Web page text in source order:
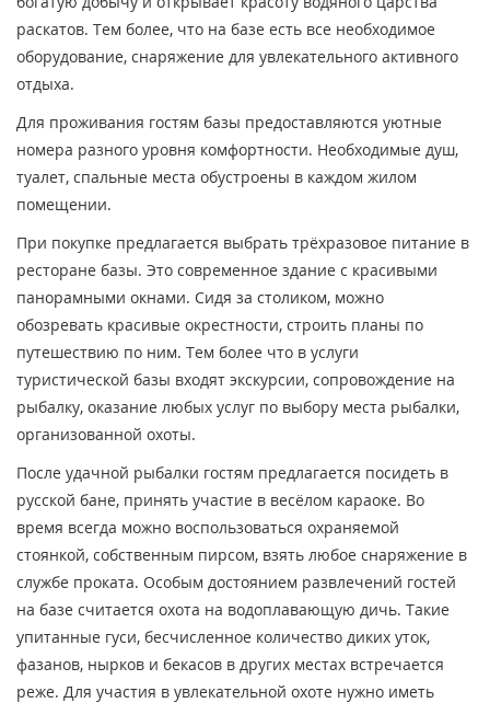
раскатов. Тем более, что на базе есть все необходимое
оборудование, снаряжение для увлекательного активного
отдыха.
Для проживания гостям базы предоставляются уютные
номера разного уровня комфортности. Необходимые душ,
туалет, спальные места обустроены в каждом жилом
помещении.
При покупке предлагается выбрать трёхразовое питание в
ресторане базы. Это современное здание с красивыми
панорамными окнами. Сидя за столиком, можно
обозревать красивые окрестности, строить планы по
путешествию по ним. Тем более что в услуги
туристической базы входят экскурсии, сопровождение на
рыбалку, оказание любых услуг по выбору места рыбалки,
организованной охоты.
После удачной рыбалки гостям предлагается посидеть в
русской бане, принять участие в весёлом караоке. Во
время всегда можно воспользоваться охраняемой
стоянкой, собственным пирсом, взять любое снаряжение в
службе проката. Особым достоянием развлечений гостей
на базе считается охота на водоплавающую дичь. Такие
упитанные гуси, бесчисленное количество диких уток,
фазанов, нырков и бекасов в других местах встречается
реже. Для участия в увлекательной охоте нужно иметь